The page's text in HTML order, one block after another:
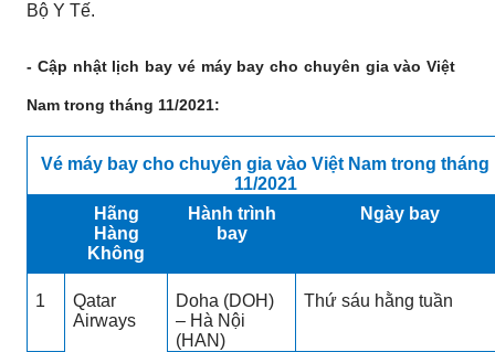
Bộ Y Tế.
- Cập nhật lịch bay vé máy bay cho chuyên gia vào Việt
Nam trong tháng 11/2021:
Vé máy bay cho chuyên gia vào Việt Nam trong tháng
11/2021
Hãng
Hàng
Không
Hành trình
bay
Ngày bay
1
Qatar
Airways
Doha (DOH)
– Hà Nội
(HAN)
Thứ sáu hằng tuần